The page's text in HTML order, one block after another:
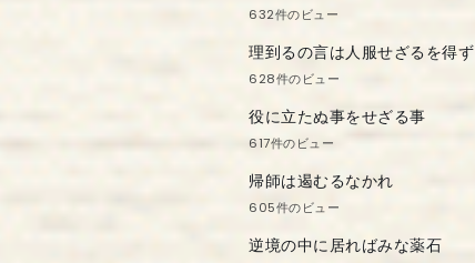
632件のビュー
理到るの言は人服せざるを得ず
628件のビュー
役に立たぬ事をせざる事
617件のビュー
帰師は遏むるなかれ
605件のビュー
逆境の中に居ればみな薬石